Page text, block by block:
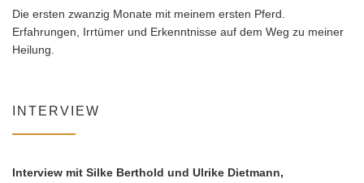
Die ersten zwanzig Monate mit meinem ersten Pferd.
Erfahrungen, Irrtümer und Erkenntnisse auf dem Weg zu meiner
Heilung.
INTERVIEW
Interview mit Silke Berthold und Ulrike Dietmann,